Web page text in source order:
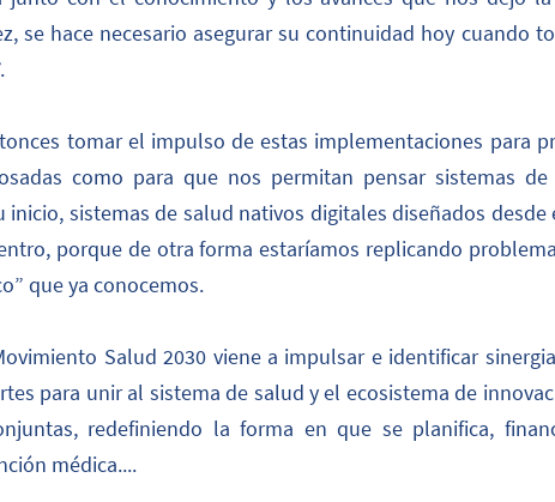
se hace necesario asegurar su continuidad hoy cuando
tomar el impulso de estas implementaciones para
como para que nos permitan pensar sistemas
inicio, sistemas de salud nativos digitales diseñados
porque de otra forma estaríamos replicando
que ya conocemos.
Salud 2030 viene a impulsar e identificar
para unir al sistema de salud y el ecosistema de
redefiniendo la forma en que se planifica,
médica....